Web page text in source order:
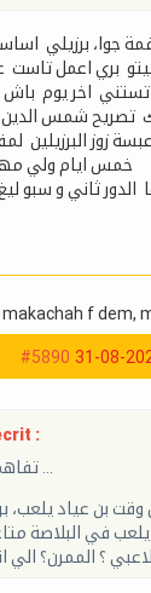
جوا، برزيلي
بري اعمل تاست
اخر يوم باش
تصريح شمس
زوز البرزيلين
خمس ايام ولي
الدور ثاني و سبو
makachah f dem,
#5890 31-08-
:
تفاهمنا في الاصابة …
وقت بن عياد
في البلاصة
؟ الممرن؟ الي